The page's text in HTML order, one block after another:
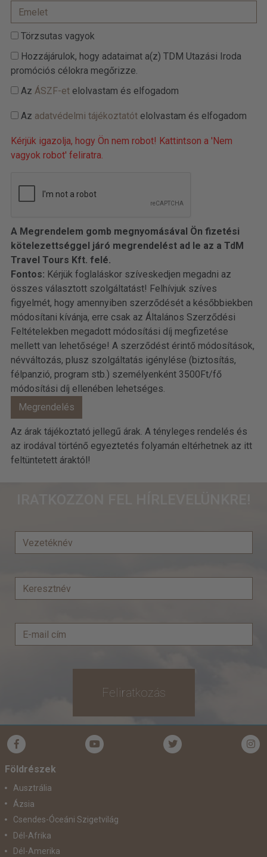
Törzsutas vagyok
Hozzájárulok, hogy adataimat a(z) TDM Utazási Iroda
promóciós célokra megőrizze.
Az ÁSZF-etelolvastam és elfogadom
Az adatvédelmi tájékoztatótelolvastam és elfogadom
Kérjük igazolja, hogy Ön nem robot! Kattintson a 'Nem
vagyok robot' feliratra.
A Megrendelem gomb megnyomásával Ön fizetési
kötelezettséggel járó megrendelést ad le az a TdM
Travel Tours Kft. felé.
Fontos: Kérjük foglaláskor szíveskedjen megadni az
összes választott szolgáltatást! Felhívjuk szíves
figyelmét, hogy amennyiben szerződését a későbbiekben
módosítani kívánja, erre csak az Általános Szerződési
Feltételekben megadott módosítási díj megfizetése
mellett van lehetősége! A szerződést érintő módosítások,
névváltozás, plusz szolgáltatás igénylése (biztosítás,
félpanzió, program stb.) személyenként 3500Ft/fő
módosítási díj ellenében lehetséges.
Az árak tájékoztató jellegű árak. A tényleges rendelés és
az irodával történő egyeztetés folyamán eltérhetnek az itt
feltüntetett áraktól!
Feliratkozás
Földrészek
Ausztrália
Ázsia
Csendes-Óceáni Szigetvilág
Dél-Afrika
Dél-Amerika